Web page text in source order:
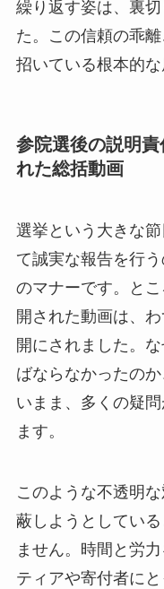
繰り返す姿は、裏
た。この信頼の乖
招いている根本的な
参院選後の説明
れた総括動画
選挙という大きな
て誠実な報告を行
のマナーです。と
開された動画は、
開にされました。
ばならなかったの
いまま、多くの疑
ます。
このような不透明
蔽しようとしてい
ません。時間と労
ティアや寄付者に